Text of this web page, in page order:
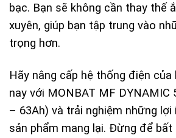
bạc. Bạn sẽ không cần thay thế
xuyên, giúp bạn tập trung vào
trọng hơn.
Hãy nâng cấp hệ thống điện của
nay với MONBAT MF DYNAMIC
– 63Ah) và trải nghiệm những
sản phẩm mang lại. Đừng để